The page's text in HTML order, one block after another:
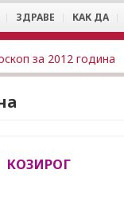
ЗДРАВЕ КАК ДА
за 2012 година
КОЗИРОГ